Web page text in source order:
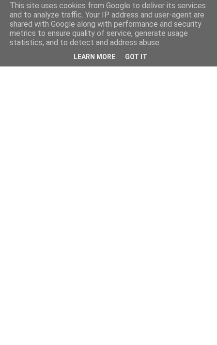
This site uses cookies from Google to deliver its services
and to analyze traffic. Your IP address and user-agent are
shared with Google along with performance and security
metrics to ensure quality of service, generate usage
statistics, and to detect and address abuse.
LEARN MORE GOT IT